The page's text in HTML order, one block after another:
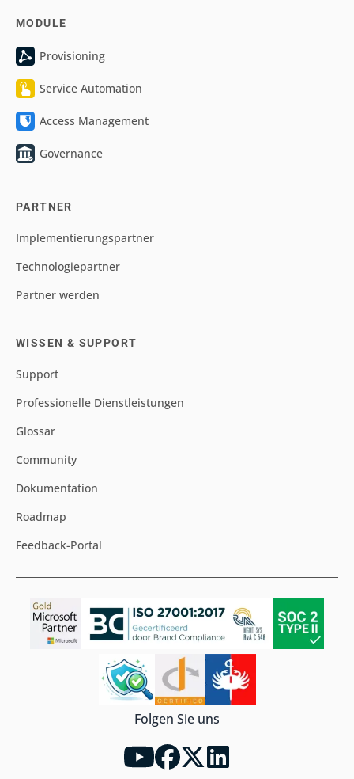
MODULE
Provisioning
Service Automation
Access Management
Governance
PARTNER
Implementierungspartner
Technologiepartner
Partner werden
WISSEN & SUPPORT
Support
Professionelle Dienstleistungen
Glossar
Community
Dokumentation
Roadmap
Feedback-Portal
Folgen Sie uns